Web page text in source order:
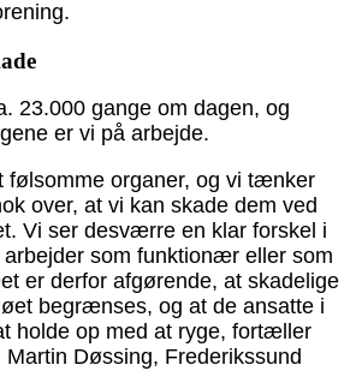
23.000 gange om dagen, og
er vi på arbejde.
følsomme organer, og vi tænker
over, at vi kan skade dem ved
Vi ser desværre en klar forskel i
som funktionær eller som
er derfor afgørende, at skadelige
begrænses, og at de ansatte i
holde op med at ryge, fortæller
Døssing, Frederikssund